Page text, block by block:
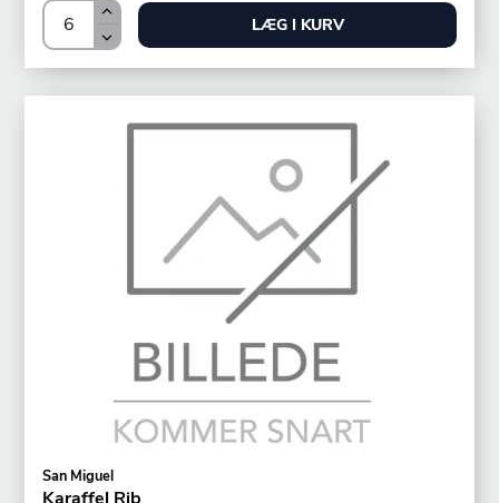
LÆG I KURV
San Miguel